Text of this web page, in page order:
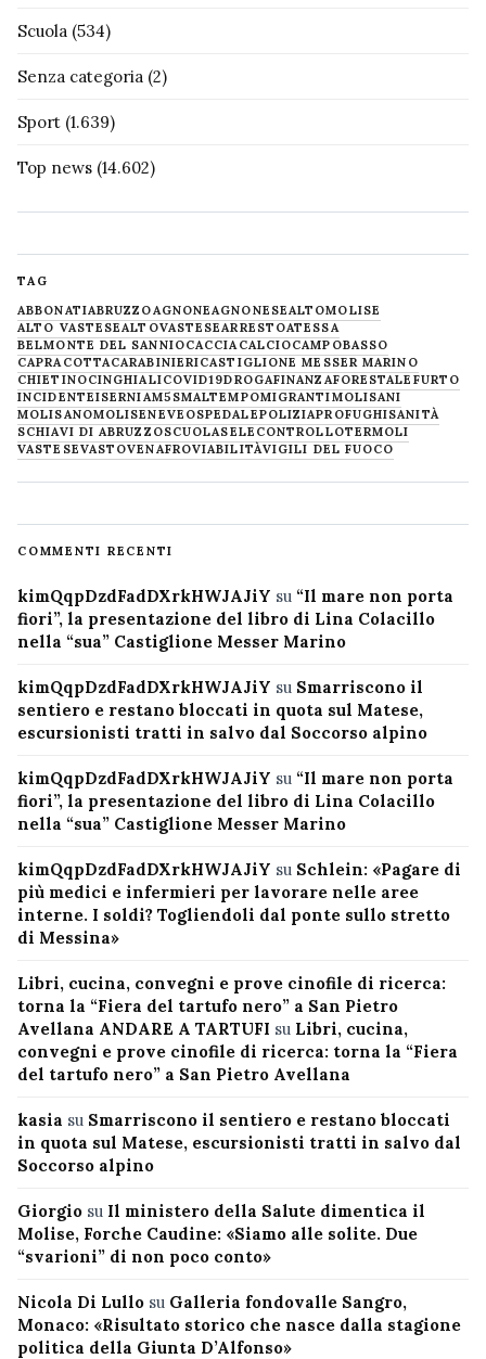
Scuola (534)
Senza categoria (2)
Sport (1.639)
Top news (14.602)
TAG
ABBONATIABRUZZOAGNONEAGNONESEALTOMOLISE
ALTO VASTESEALTOVASTESEARRESTOATESSA
BELMONTE DEL SANNIOCACCIA CALCIOCAMPOBASSO
CAPRACOTTACARABINIERICASTIGLIONE MESSER MARINO
CHIETINOCINGHIALICOVID19DROGAFINANZAFORESTALE FURTO
INCIDENTEISERNIAM5SMALTEMPOMIGRANTIMOLISANI
MOLISANOMOLISENEVE OSPEDALEPOLIZIAPROFUGHISANITÀ
SCHIAVI DI ABRUZZOSCUOLASELECONTROLLOTERMOLI
VASTESEVASTOVENAFROVIABILITÀVIGILI DEL FUOCO
COMMENTI RECENTI
kimQqpDzdFadDXrkHWJAJiY su “Il mare non porta
fiori”, la presentazione del libro di Lina Colacillo
nella “sua” Castiglione Messer Marino
kimQqpDzdFadDXrkHWJAJiY su Smarriscono il
sentiero e restano bloccati in quota sul Matese,
escursionisti tratti in salvo dal Soccorso alpino
kimQqpDzdFadDXrkHWJAJiY su “Il mare non porta
fiori”, la presentazione del libro di Lina Colacillo
nella “sua” Castiglione Messer Marino
kimQqpDzdFadDXrkHWJAJiY su Schlein: «Pagare di
più medici e infermieri per lavorare nelle aree
interne. I soldi? Togliendoli dal ponte sullo stretto
di Messina»
Libri, cucina, convegni e prove cinofile di ricerca:
torna la “Fiera del tartufo nero” a San Pietro
Avellana ANDARE A TARTUFI su Libri, cucina,
convegni e prove cinofile di ricerca: torna la “Fiera
del tartufo nero” a San Pietro Avellana
kasia su Smarriscono il sentiero e restano bloccati
in quota sul Matese, escursionisti tratti in salvo dal
Soccorso alpino
Giorgio su Il ministero della Salute dimentica il
Molise, Forche Caudine: «Siamo alle solite. Due
“svarioni” di non poco conto»
Nicola Di Lullo su Galleria fondovalle Sangro,
Monaco: «Risultato storico che nasce dalla stagione
politica della Giunta D’Alfonso»